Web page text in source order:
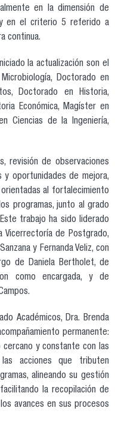
en la dimensión de
y en el criterio 5 referido a
continua.
la actualización son el
Doctorado en
Doctorado en Historia,
Económica, Magíster en
Ciencias de la Ingeniería,
revisión de observaciones
y oportunidades de mejora,
al fortalecimiento
programas, junto al grado
trabajo ha sido liderado
de Postgrado,
y Fernanda Veliz, con
de Daniela Bertholet, de
como encargada, y de
Académicos, Dra. Brenda
permanente:
cercano y constante con las
acciones que tributen
alineando su gestión
la recopilación de
avances en sus procesos